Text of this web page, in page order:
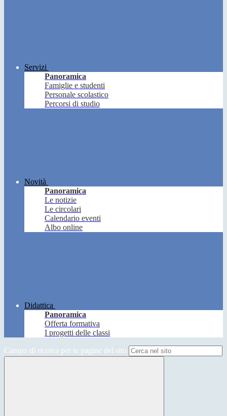
Servizi
Panoramica
Famiglie e studenti
Personale scolastico
Percorsi di studio
Novità
Panoramica
Le notizie
Le circolari
Calendario eventi
Albo online
Didattica
Panoramica
Offerta formativa
I progetti delle classi
Campo di ricerca per le pagine del sito